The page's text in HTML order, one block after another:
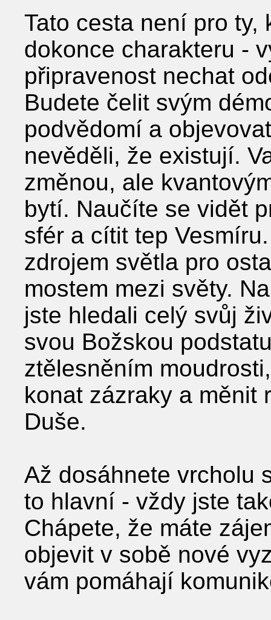
Tato cesta není pro
dokonce charakteru -
připravenost nechat
Budete čelit svým
podvědomí a
nevěděli, že existují.
změnou, ale
bytí. Naučíte se vidět
sfér a cítit tep
zdrojem světla pro
mostem mezi světy.
jste hledali celý svůj
svou Božskou
ztělesněním
konat zázraky a měnit
Duše.
Až dosáhnete vrcholu
to hlavní - vždy jste
Chápete, že máte
objevit v sobě nové
vám pomáhají